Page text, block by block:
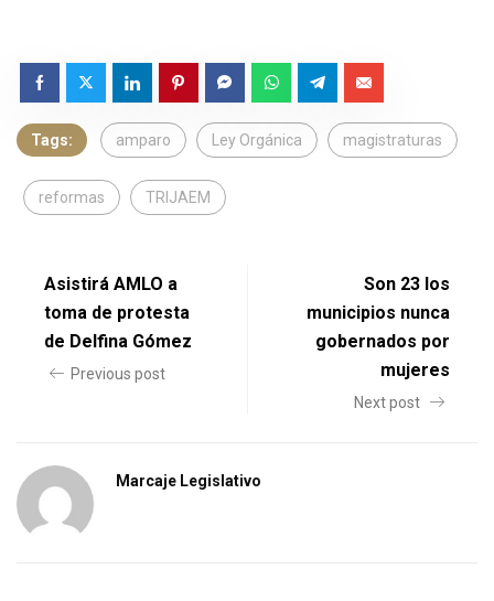
Tags: amparo Ley Orgánica magistraturas
reformas TRIJAEM
Asistirá AMLO a
toma de protesta
de Delfina Gómez
Previous post
Son 23 los
municipios nunca
gobernados por
mujeres
Next post
Marcaje Legislativo